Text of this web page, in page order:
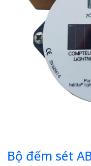
Previous
Bộ đếm sét